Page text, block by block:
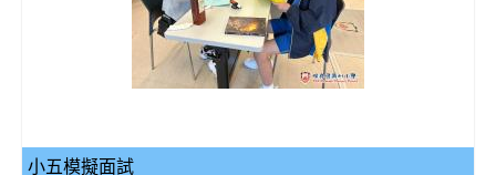
小五模擬面試